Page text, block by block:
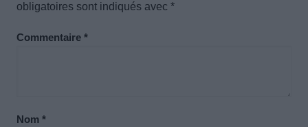
obligatoires sont indiqués avec *
Commentaire *
Nom *